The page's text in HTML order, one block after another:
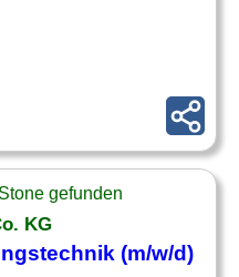
gefunden
KG
(m/w/d)